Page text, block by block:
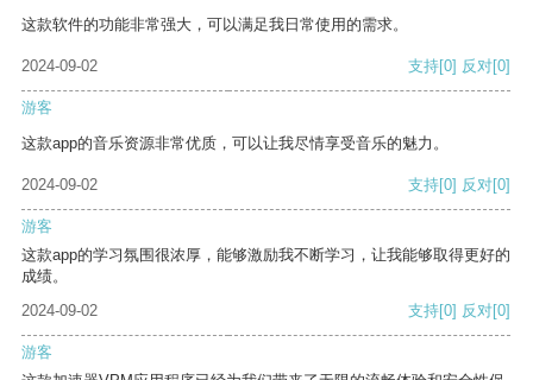
这款软件的功能非常强大，可以满足我日常使用的需求。
2024-09-02 支持[0] 反对[0]
游客
这款app的音乐资源非常优质，可以让我尽情享受音乐的魅力。
2024-09-02 支持[0] 反对[0]
游客
这款app的学习氛围很浓厚，能够激励我不断学习，让我能够取得更好的
成绩。
2024-09-02
支持[0] 反对[0]
游客